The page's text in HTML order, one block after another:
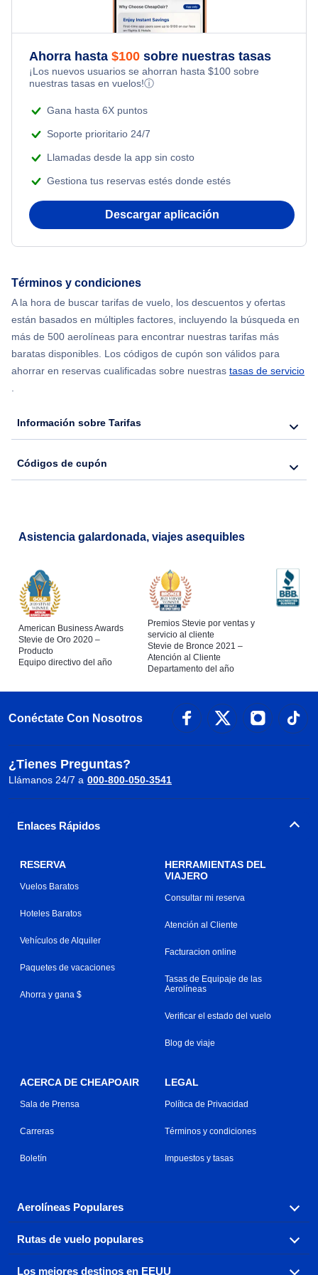
Flights Under $199
Flights from Nueva York to Singapur
Flights from Nueva York to Tel Aviv
Flights from Nueva York to Estanbul
Flights from Nueva York to Mumbai
Flights from Shanghai to Nueva York
Flights from Nueva York to Hong Kong
Flights from Nueva York to Seúl
Adventure Vacations
Ahorra hasta $100 sobre nuestras tasas
¡Los nuevos usuarios se ahorran hasta $100 sobre
nuestras tasas en vuelos!ⓘ
Gana hasta 6X puntos
Soporte prioritario 24/7
Llamadas desde la app sin costo
Gestiona tus reservas estés donde estés
Descargar aplicación
Términos y condiciones
A la hora de buscar tarifas de vuelo, los descuentos y ofertas
están basados en múltiples factores, incluyendo la búsqueda en
más de 500 aerolíneas para encontrar nuestras tarifas más
baratas disponibles. Los códigos de cupón son válidos para
ahorrar en reservas cualificadas sobre nuestras tasas de servicio
.
Información sobre Tarifas
Códigos de cupón
Asistencia galardonada, viajes asequibles
American Business Awards
Stevie de Oro 2020 –
Producto
Equipo directivo del año
Premios Stevie por ventas y
servicio al cliente
Stevie de Bronce 2021 –
Atención al Cliente
Departamento del año
Conéctate Con Nosotros
¿Tienes Preguntas?
Llámanos 24/7 a 000-800-050-3541
Enlaces Rápidos
RESERVA
Vuelos Baratos
Hoteles Baratos
Vehículos de Alquiler
Paquetes de vacaciones
Ahorra y gana $
HERRAMIENTAS DEL
VIAJERO
Consultar mi reserva
Atención al Cliente
Facturacion online
Tasas de Equipaje de las
Aerolíneas
Verificar el estado del vuelo
Blog de viaje
ACERCA DE CHEAPOAIR
Sala de Prensa
Carreras
Boletín
LEGAL
Política de Privacidad
Términos y condiciones
Impuestos y tasas
Aerolíneas Populares
Explora nuestras opciones de tarifas aéreas baratas por
aerolínea, con más de 500 opciones para elegir.
Rutas de vuelo populares
Los mejores destinos en EEUU